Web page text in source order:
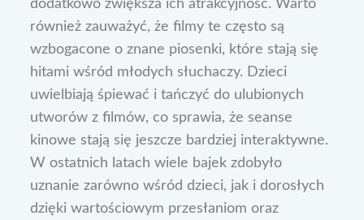
dodatkowo zwiększa ich atrakcyjność. Warto
również zauważyć, że filmy te często są
wzbogacone o znane piosenki, które stają się
hitami wśród młodych słuchaczy. Dzieci
uwielbiają śpiewać i tańczyć do ulubionych
utworów z filmów, co sprawia, że seanse
kinowe stają się jeszcze bardziej interaktywne.
W ostatnich latach wiele bajek zdobyło
uznanie zarówno wśród dzieci, jak i dorosłych
dzięki wartościowym przesłaniom oraz